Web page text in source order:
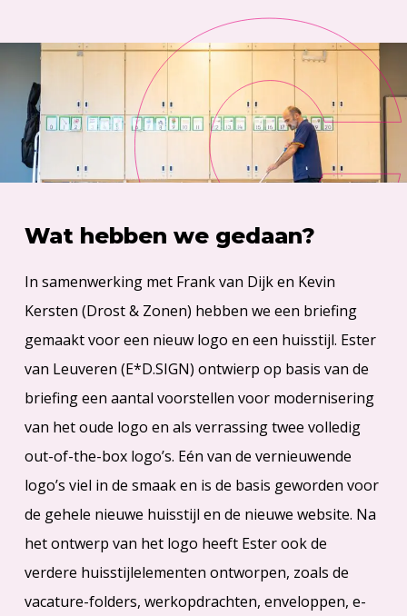
Wat hebben we gedaan?
In samenwerking met Frank van Dijk en Kevin
Kersten (Drost & Zonen) hebben we een briefing
gemaakt voor een nieuw logo en een huisstijl. Ester
van Leuveren (E*D.SIGN) ontwierp op basis van de
briefing een aantal voorstellen voor modernisering
van het oude logo en als verrassing twee volledig
out-of-the-box logo’s. Eén van de vernieuwende
logo’s viel in de smaak en is de basis geworden voor
de gehele nieuwe huisstijl en de nieuwe website. Na
het ontwerp van het logo heeft Ester ook de
verdere huisstijlelementen ontworpen, zoals de
vacature-folders, werkopdrachten, enveloppen, e-